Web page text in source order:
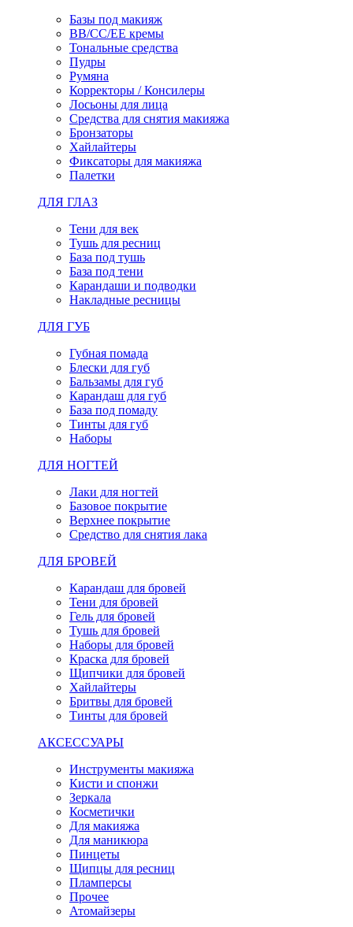
Базы под макияж
BB/CC/EE кремы
Тональные средства
Пудры
Румяна
Корректоры / Консилеры
Лосьоны для лица
Средства для снятия макияжа
Бронзаторы
Хайлайтеры
Фиксаторы для макияжа
Палетки
ДЛЯ ГЛАЗ
Тени для век
Тушь для ресниц
База под тушь
База под тени
Карандаши и подводки
Накладные ресницы
ДЛЯ ГУБ
Губная помада
Блески для губ
Бальзамы для губ
Карандаш для губ
База под помаду
Тинты для губ
Наборы
ДЛЯ НОГТЕЙ
Лаки для ногтей
Базовое покрытие
Верхнее покрытие
Средство для снятия лака
ДЛЯ БРОВЕЙ
Карандаш для бровей
Тени для бровей
Гель для бровей
Тушь для бровей
Наборы для бровей
Краска для бровей
Щипчики для бровей
Хайлайтеры
Бритвы для бровей
Тинты для бровей
АКСЕССУАРЫ
Инструменты макияжа
Кисти и спонжи
Зеркала
Косметички
Для макияжа
Для маникюра
Пинцеты
Щипцы для ресниц
Пламперсы
Прочее
Атомайзеры